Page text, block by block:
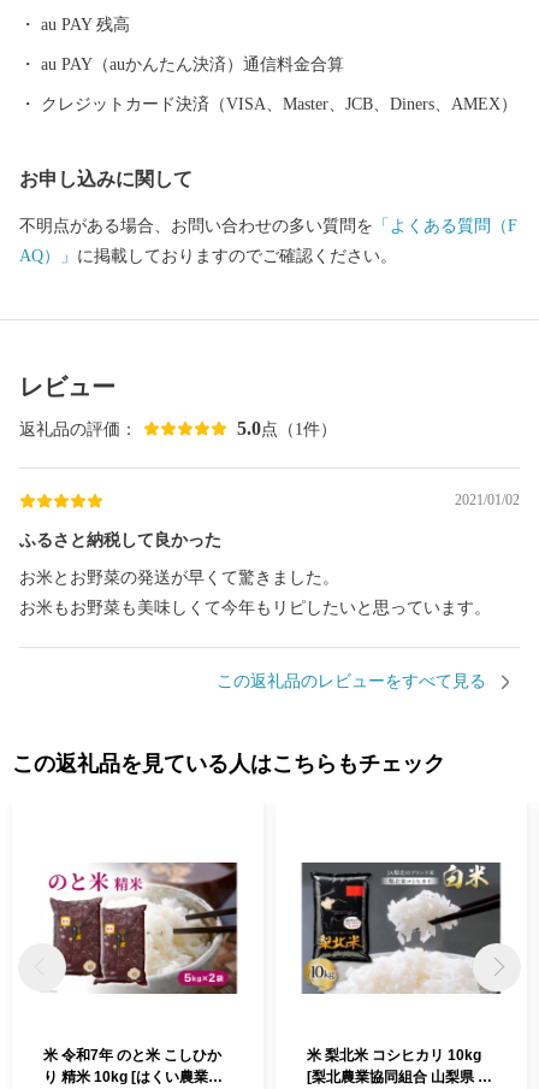
います。
au PAY 残高
au PAY（auかんたん決済）通信料金合算
クレジットカード決済（VISA、Master、JCB、Diners、AMEX）
お申し込みに関して
不明点がある場合、お問い合わせの多い質問を 「よくある質問（F
AQ）」 に掲載しておりますのでご確認ください。
レビュー
返礼品の評価： 5.0点（1件）
2021/01/02
ふるさと納税して良かった
お米とお野菜の発送が早くて驚きました。
お米もお野菜も美味しくて今年もリピしたいと思っています。
この返礼品のレビューをすべて見る
この返礼品を見ている人はこちらもチェック
米 令和7年 のと米 こしひか
り 精米 10kg [はくい農業協
米 梨北米 コシヒカリ 10kg
[梨北農業協同組合 山梨県 韮